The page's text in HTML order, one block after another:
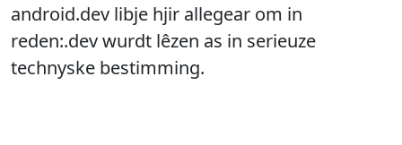
android.dev libje hjir allegear om in
reden:.dev wurdt lêzen as in serieuze
technyske bestimming.